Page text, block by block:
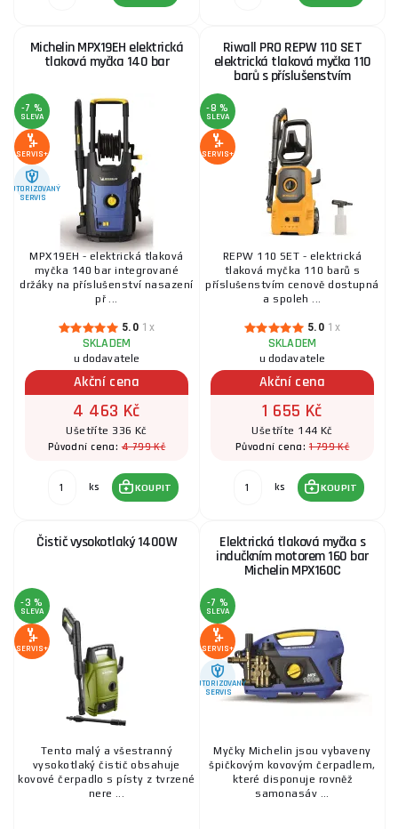
Michelin MPX19EH elektrická
tlaková myčka 140 bar
-7 %
SLEVA
SERVIS+
AUTORIZOVANÝ
SERVIS
MPX19EH - elektrická tlaková
myčka 140 bar integrované
držáky na příslušenství nasazení
př ...
5.0 1x
SKLADEM
u dodavatele
Akční cena
4 463 Kč
Ušetříte 336 Kč
Původní cena:4 799 Kč
ks KOUPIT
Riwall PRO REPW 110 SET
elektrická tlaková myčka 110
barů s příslušenstvím
-8 %
SLEVA
SERVIS+
REPW 110 SET - elektrická
tlaková myčka 110 barů s
příslušenstvím cenově dostupná
a spoleh ...
5.0 1x
SKLADEM
u dodavatele
Akční cena
1 655 Kč
Ušetříte 144 Kč
Původní cena:1 799 Kč
ks KOUPIT
Čistič vysokotlaký 1400W
-3 %
SLEVA
SERVIS+
Tento malý a všestranný
vysokotlaký čistič obsahuje
kovové čerpadlo s písty z tvrzené
nere ...
Elektrická tlaková myčka s
indučkním motorem 160 bar
Michelin MPX160C
-7 %
SLEVA
SERVIS+
AUTORIZOVANÝ
SERVIS
Myčky Michelin jsou vybaveny
špičkovým kovovým čerpadlem,
které disponuje rovněž
samonasáv ...